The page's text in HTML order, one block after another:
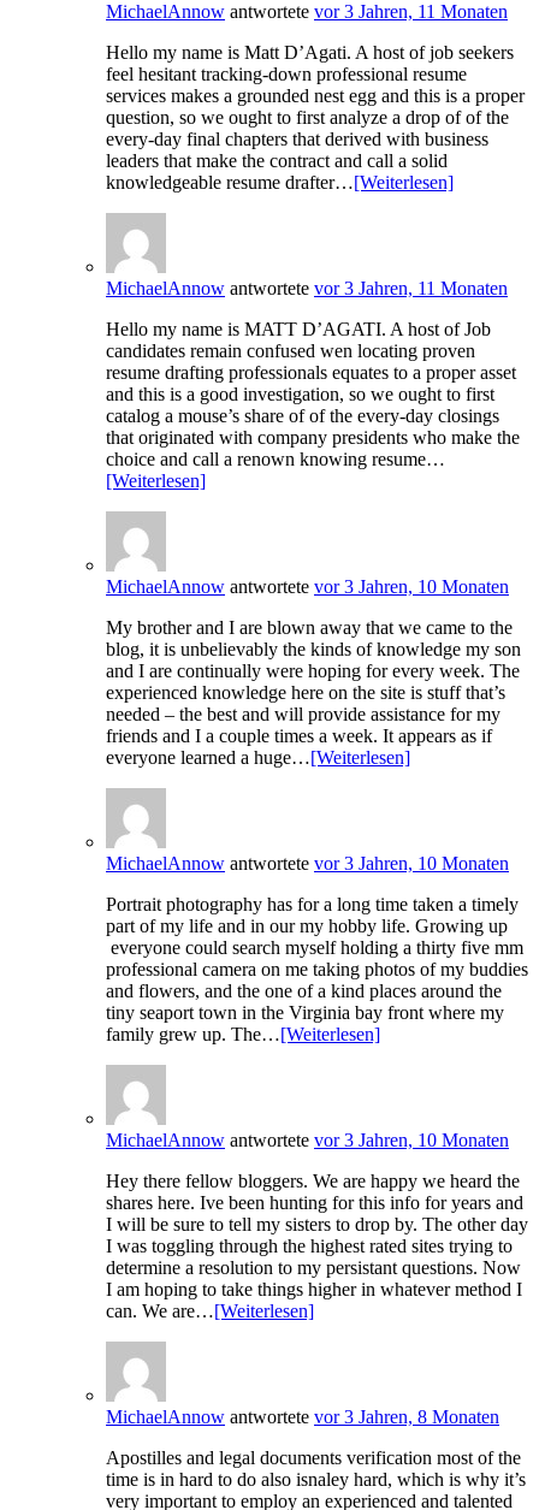
MichaelAnnow antwortete vor 3 Jahren, 11 Monaten
Hello my name is Matt D’Agati. A host of job seekers
feel hesitant tracking-down professional resume
services makes a grounded nest egg and this is a proper
question, so we ought to first analyze a drop of of the
every-day final chapters that derived with business
leaders that make the contract and call a solid
knowledgeable resume drafter…[Weiterlesen]
MichaelAnnow antwortete vor 3 Jahren, 11 Monaten
Hello my name is MATT D’AGATI. A host of Job
candidates remain confused wen locating proven
resume drafting professionals equates to a proper asset
and this is a good investigation, so we ought to first
catalog a mouse’s share of of the every-day closings
that originated with company presidents who make the
choice and call a renown knowing resume…
[Weiterlesen]
MichaelAnnow antwortete vor 3 Jahren, 10 Monaten
My brother and I are blown away that we came to the
blog, it is unbelievably the kinds of knowledge my son
and I are continually were hoping for every week. The
experienced knowledge here on the site is stuff that’s
needed – the best and will provide assistance for my
friends and I a couple times a week. It appears as if
everyone learned a huge…[Weiterlesen]
MichaelAnnow antwortete vor 3 Jahren, 10 Monaten
Portrait photography has for a long time taken a timely
part of my life and in our my hobby life. Growing up
everyone could search myself holding a thirty five mm
professional camera on me taking photos of my buddies
and flowers, and the one of a kind places around the
tiny seaport town in the Virginia bay front where my
family grew up. The…[Weiterlesen]
MichaelAnnow antwortete vor 3 Jahren, 10 Monaten
Hey there fellow bloggers. We are happy we heard the
shares here. Ive been hunting for this info for years and
I will be sure to tell my sisters to drop by. The other day
I was toggling through the highest rated sites trying to
determine a resolution to my persistant questions. Now
I am hoping to take things higher in whatever method I
can. We are…[Weiterlesen]
MichaelAnnow antwortete vor 3 Jahren, 8 Monaten
Apostilles and legal documents verification most of the
time is in hard to do also isnaley hard, which is why it’s
very important to employ an experienced and talented